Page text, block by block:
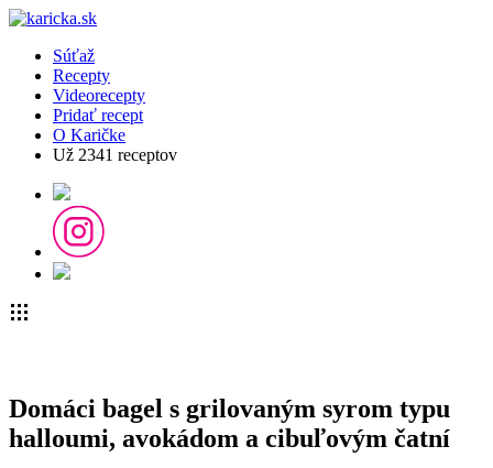
Súťaž
Recepty
Videorecepty
Pridať recept
O Karičke
Už 2341 receptov
Domáci bagel s grilovaným syrom typu
halloumi, avokádom a cibuľovým čatní